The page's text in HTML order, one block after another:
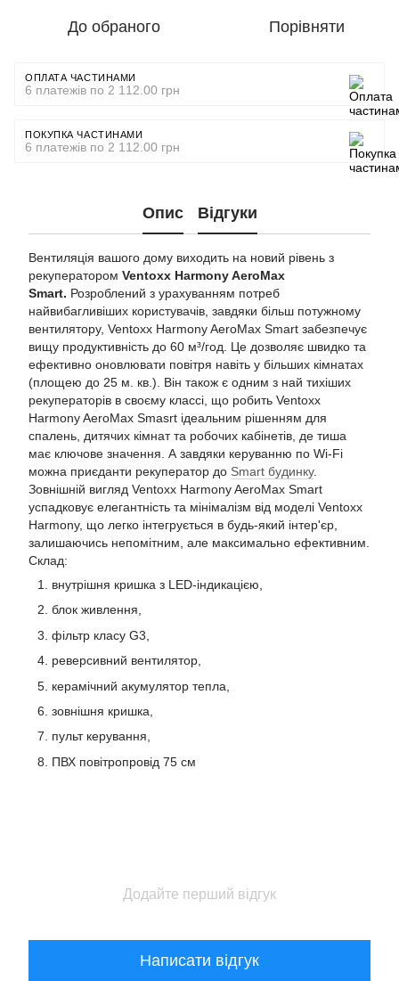
До обраного Порівняти
ОПЛАТА ЧАСТИНАМИ
6 платежів по 2 112.00 грн
ПОКУПКА ЧАСТИНАМИ
6 платежів по 2 112.00 грн
Опис Відгуки
Вентиляція вашого дому виходить на новий рівень з
рекуператором Ventoxx Harmony AeroMax
Smart. Розроблений з урахуванням потреб
найвибагливіших користувачів, завдяки більш потужному
вентилятору, Ventoxx Harmony AeroMax Smart забезпечує
вищу продуктивність до 60 м³/год. Це дозволяє швидко та
ефективно оновлювати повітря навіть у більших кімнатах
(площею до 25 м. кв.). Він також є одним з най тихіших
рекуператорів в своєму классі, що робить Ventoxx
Harmony AeroMax Smasrt ідеальним рішенням для
спалень, дитячих кімнат та робочих кабінетів, де тиша
має ключове значення. А завдяки керуванню по Wi-Fi
можна приєданти рекуператор до Smart будинку.
Зовнішній вигляд Ventoxx Harmony AeroMax Smart
успадковує елегантність та мінімалізм від моделі Ventoxx
Harmony, що легко інтегрується в будь-який інтер'єр,
залишаючись непомітним, але максимально ефективним.
Склад:
внутрішня кришка з LED-індикацією,
блок живлення,
фільтр класу G3,
реверсивний вентилятор,
керамічний акумулятор тепла,
зовнішня кришка,
пульт керування,
ПВХ повітропровід 75 см
Додайте перший відгук
Написати відгук